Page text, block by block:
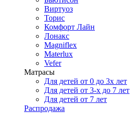
Виртуоз
Торис
Комфорт Лайн
Лонакс
Magniflex
Materlux
Vefer
Матрасы
Для детей от 0 до 3х лет
Для детей от 3-х до 7 лет
Для детей от 7 лет
Распродажа